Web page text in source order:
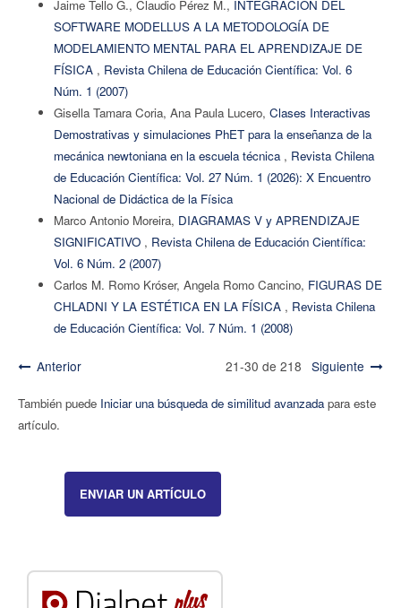
Jaime Tello G., Claudio Pérez M., INTEGRACION DEL
SOFTWARE MODELLUS A LA METODOLOGÍA DE
MODELAMIENTO MENTAL PARA EL APRENDIZAJE DE
FÍSICA , Revista Chilena de Educación Científica: Vol. 6
Núm. 1 (2007)
Gisella Tamara Coria, Ana Paula Lucero, Clases Interactivas
Demostrativas y simulaciones PhET para la enseñanza de la
mecánica newtoniana en la escuela técnica , Revista Chilena
de Educación Científica: Vol. 27 Núm. 1 (2026): X Encuentro
Nacional de Didáctica de la Física
Marco Antonio Moreira, DIAGRAMAS V y APRENDIZAJE
SIGNIFICATIVO , Revista Chilena de Educación Científica:
Vol. 6 Núm. 2 (2007)
Carlos M. Romo Króser, Angela Romo Cancino, FIGURAS DE
CHLADNI Y LA ESTÉTICA EN LA FÍSICA , Revista Chilena
de Educación Científica: Vol. 7 Núm. 1 (2008)
Anterior 21-30 de 218 Siguiente
También puede Iniciar una búsqueda de similitud avanzadapara este
artículo.
ENVIAR UN ARTÍCULO